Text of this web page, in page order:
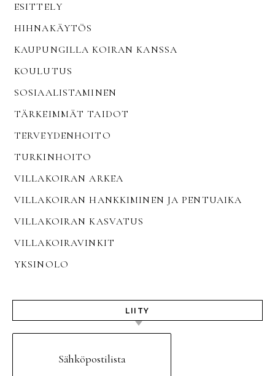
ESITTELY
HIHNAKÄYTÖS
KAUPUNGILLA KOIRAN KANSSA
KOULUTUS
SOSIAALISTAMINEN
TÄRKEIMMÄT TAIDOT
TERVEYDENHOITO
TURKINHOITO
VILLAKOIRAN ARKEA
VILLAKOIRAN HANKKIMINEN JA PENTUAIKA
VILLAKOIRAN KASVATUS
VILLAKOIRAVINKIT
YKSINOLO
LIITY
Sähköpostilista